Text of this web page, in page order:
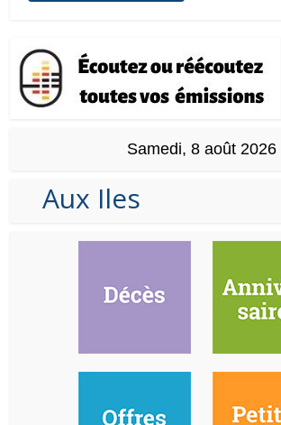
Samedi, 8 août 2026
Aux Iles